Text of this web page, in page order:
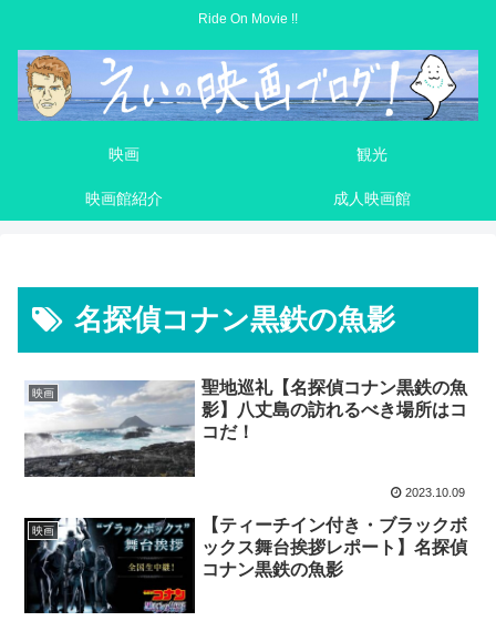
Ride On Movie !!
映画 観光
映画館紹介 成人映画館
名探偵コナン黒鉄の魚影
映画
聖地巡礼【名探偵コナン黒鉄の魚
影】八丈島の訪れるべき場所はコ
コだ！
2023.10.09
映画
【ティーチイン付き・ブラックボ
ックス舞台挨拶レポート】名探偵
コナン黒鉄の魚影